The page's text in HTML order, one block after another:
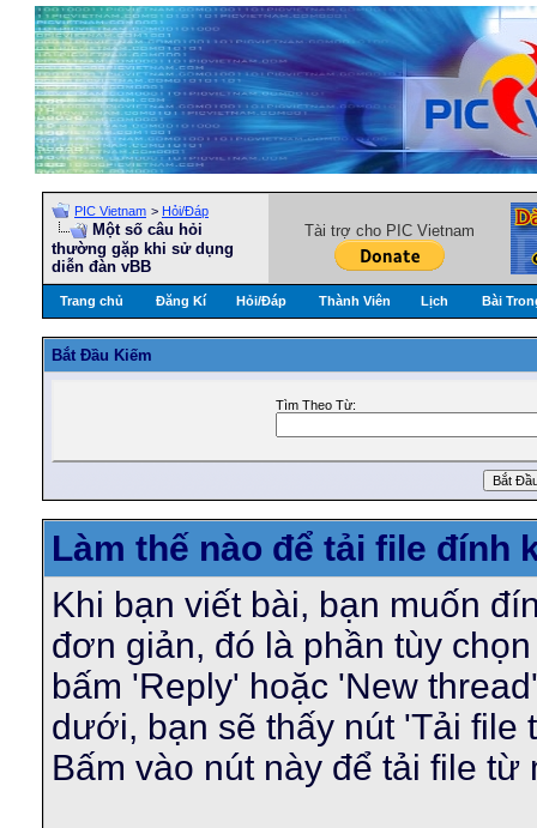
PIC Vietnam > Hỏi/Ðáp
Một số câu hỏi
thường gặp khi sử dụng
diễn đàn vBB
Tài trợ cho PIC Vietnam
Trang chủ Đăng Kí Hỏi/Ðáp Thành Viên Lịch Bài
Bắt Ðầu Kiếm
Tìm Theo Từ:
Làm thế nào để tải file đính
Khi bạn viết bài, bạn muốn
đơn giản, đó là phần tùy
bấm 'Reply' hoặc 'New
dưới, bạn sẽ thấy nút 'Tải file
Bấm vào nút này để tải file từ